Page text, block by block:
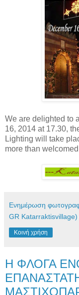
We are delighted to
16, 2014 at 17.30,
Lighting will take
more than
Ενημέρωση
GR Katarraktisvillage)
Κοινή χρήση
Η ΦΛΟΓΑ